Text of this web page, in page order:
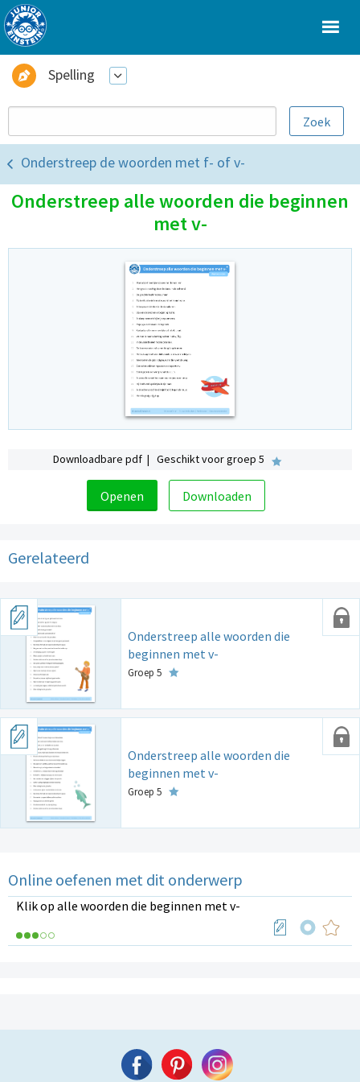
Spelling
Onderstreep de woorden met f- of v-
Onderstreep alle woorden die beginnen
met v-
Downloadbare pdf | Geschikt voor groep 5
Openen Downloaden
Gerelateerd
Onderstreep alle woorden die
beginnen met v-
Groep 5
Onderstreep alle woorden die
beginnen met v-
Groep 5
Online oefenen met dit onderwerp
Klik op alle woorden die beginnen met v-